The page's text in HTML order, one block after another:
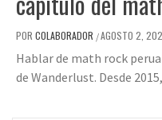
POR COLABORADOR /AGOSTO 2,
Hablar de math rock
de Wanderlust. Desde